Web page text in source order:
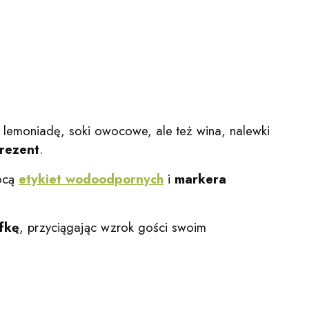
soki owocowe, ale też wina, nalewki
.
etykiet wodoodpornych i markera
, przyciągając wzrok gości swoim